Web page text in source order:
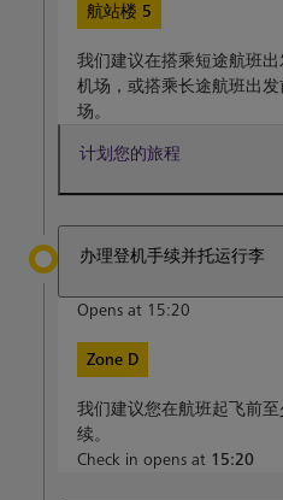
航站楼 5
我们建议在搭乘短途航班
机场，或搭乘长途航班出发
场。
计划您的旅程
办理登机手续并托运行李
Opens at 15:20
Zone D
我们建议您在航班起飞前至
续。
Check in opens at 15:20